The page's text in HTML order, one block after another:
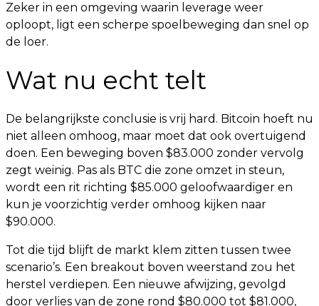
Zeker in een omgeving waarin leverage weer
oploopt, ligt een scherpe spoelbeweging dan snel op
de loer.
Wat nu echt telt
De belangrijkste conclusie is vrij hard. Bitcoin hoeft nu
niet alleen omhoog, maar moet dat ook overtuigend
doen. Een beweging boven $83.000 zonder vervolg
zegt weinig. Pas als BTC die zone omzet in steun,
wordt een rit richting $85.000 geloofwaardiger en
kun je voorzichtig verder omhoog kijken naar
$90.000.
Tot die tijd blijft de markt klem zitten tussen twee
scenario’s. Een breakout boven weerstand zou het
herstel verdiepen. Een nieuwe afwijzing, gevolgd
door verlies van de zone rond $80.000 tot $81.000,